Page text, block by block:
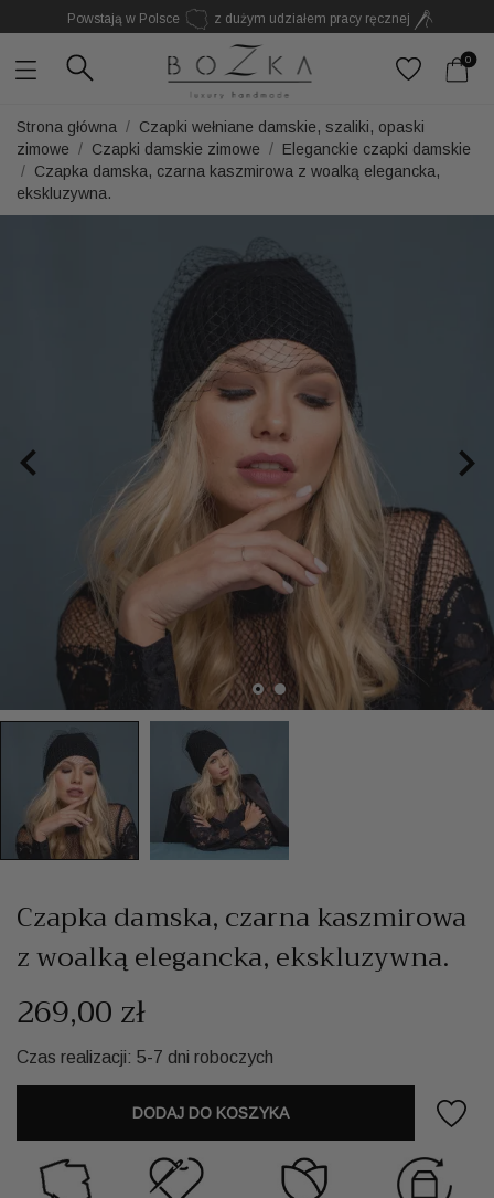
Powstają w Polsce z dużym udziałem pracy ręcznej
Twój znak rozpoznawczy. Nie kolejny dodatek 0
Strona główna
Czapki wełniane damskie, szaliki, opaski
zimowe
Czapki damskie zimowe
Eleganckie czapki damskie
Czapka damska, czarna kaszmirowa z woalką elegancka,
ekskluzywna.
 
Czapka damska, czarna kaszmirowa
z woalką elegancka, ekskluzywna.
269,00 zł
Czas realizacji: 5-7 dni roboczych
DODAJ DO KOSZYKA